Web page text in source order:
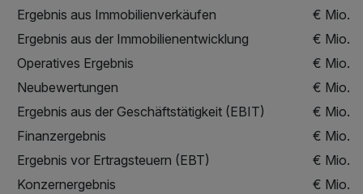
Ergebnis aus Immobilienverkäufen
€ Mio.
Ergebnis aus der Immobilienentwicklung
€ Mio.
Operatives Ergebnis
€ Mio.
Neubewertungen
€ Mio.
Ergebnis aus der Geschäftstätigkeit (EBIT)
€ Mio.
Finanzergebnis
€ Mio.
Ergebnis vor Ertragsteuern (EBT)
€ Mio.
Konzernergebnis
€ Mio.